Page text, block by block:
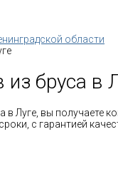
области
бруса в
Луге, вы получаете
с гарантией